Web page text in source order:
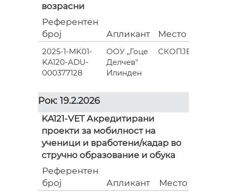
возрасни
Референтен
број
Апликант Место
2025-1-MK01-
KA120-ADU-
000377128
ООУ ,,Гоце
Делчев"
Илинден
СКОПЈЕ
Рок: 19.2.2026
KA121-VET Акредитирани
проекти за мобилност на
ученици и вработени/кадар во
стручно образование и обука
Референтен
број
Апликант Место